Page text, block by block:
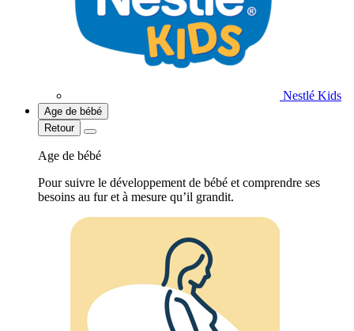
Nestlé Kids
Age de bébé
Retour
Age de bébé
Pour suivre le développement de bébé et comprendre ses
besoins au fur et à mesure qu’il grandit.